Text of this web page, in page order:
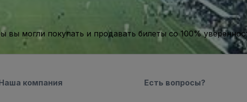
могли покупать и продавать билеты со 100%
компания Есть вопросы?